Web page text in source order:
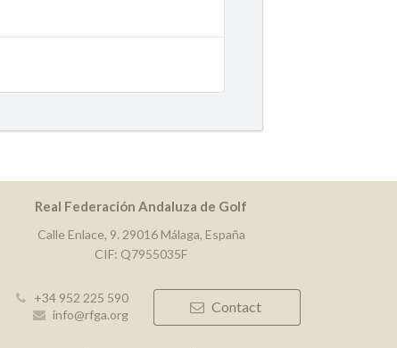
Real Federación Andaluza de Golf
Calle Enlace, 9. 29016 Málaga, España
CIF: Q7955035F
+34 952 225 590
info@rfga.org
Contact